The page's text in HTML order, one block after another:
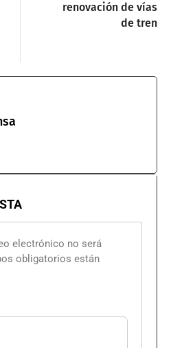
renovación de vías
de tren
electrónico no será
obligatorios están